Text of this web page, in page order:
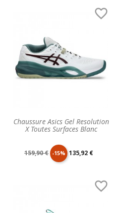
Chaussure Asics Gel Resolution
X Toutes Surfaces Blanc

Prix
159,90 € -15% Prix
135,92 €
